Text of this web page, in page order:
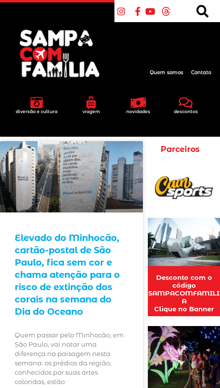
diversão e cultura viagem novidades descontos
Quem somos Contato
Elevado do Minhocão,
cartão-postal de São
Paulo, fica sem cor e
chama atenção para o
risco de extinção dos
corais na semana do
Dia do Oceano
Quem passar pelo Minhocão, em
São Paulo, vai notar uma
diferença na paisagem nesta
semana: os prédios da região,
conhecidos por suas artes
coloridas, estão
Parceiros
Desconto com o
código
SAMPACOMFAMILI
A
Clique no Banner